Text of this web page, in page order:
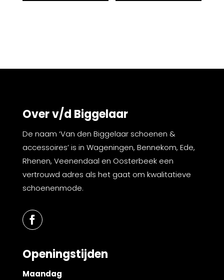
Over v/d Biggelaar
De naam ‘Van den Biggelaar schoenen &
accessoires’ is in Wageningen, Bennekom, Ede,
Rhenen, Veenendaal en Oosterbeek een
vertrouwd adres als het gaat om kwalitatieve
schoenenmode.
Openingstijden
Maandag